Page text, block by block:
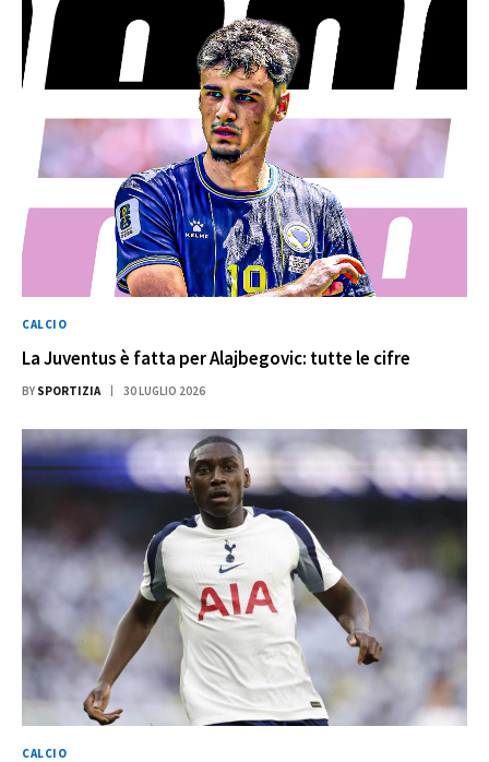
CALCIO
La Juventus è fatta per Alajbegovic: tutte le cifre
BY SPORTIZIA 30 LUGLIO 2026
CALCIO